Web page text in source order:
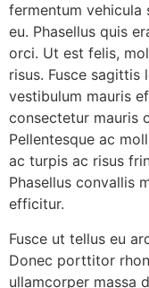
fermentum vehicula
eu. Phasellus quis
orci. Ut est felis,
risus. Fusce sagittis
vestibulum mauris
consectetur mauris
Pellentesque ac
ac turpis ac risus
Phasellus convallis
efficitur.
Fusce ut tellus eu
Donec porttitor
ullamcorper massa